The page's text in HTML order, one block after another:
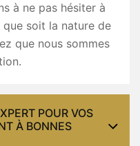
à ne pas hésiter à
soit la nature de
que nous sommes
POUR VOS
À BONNES